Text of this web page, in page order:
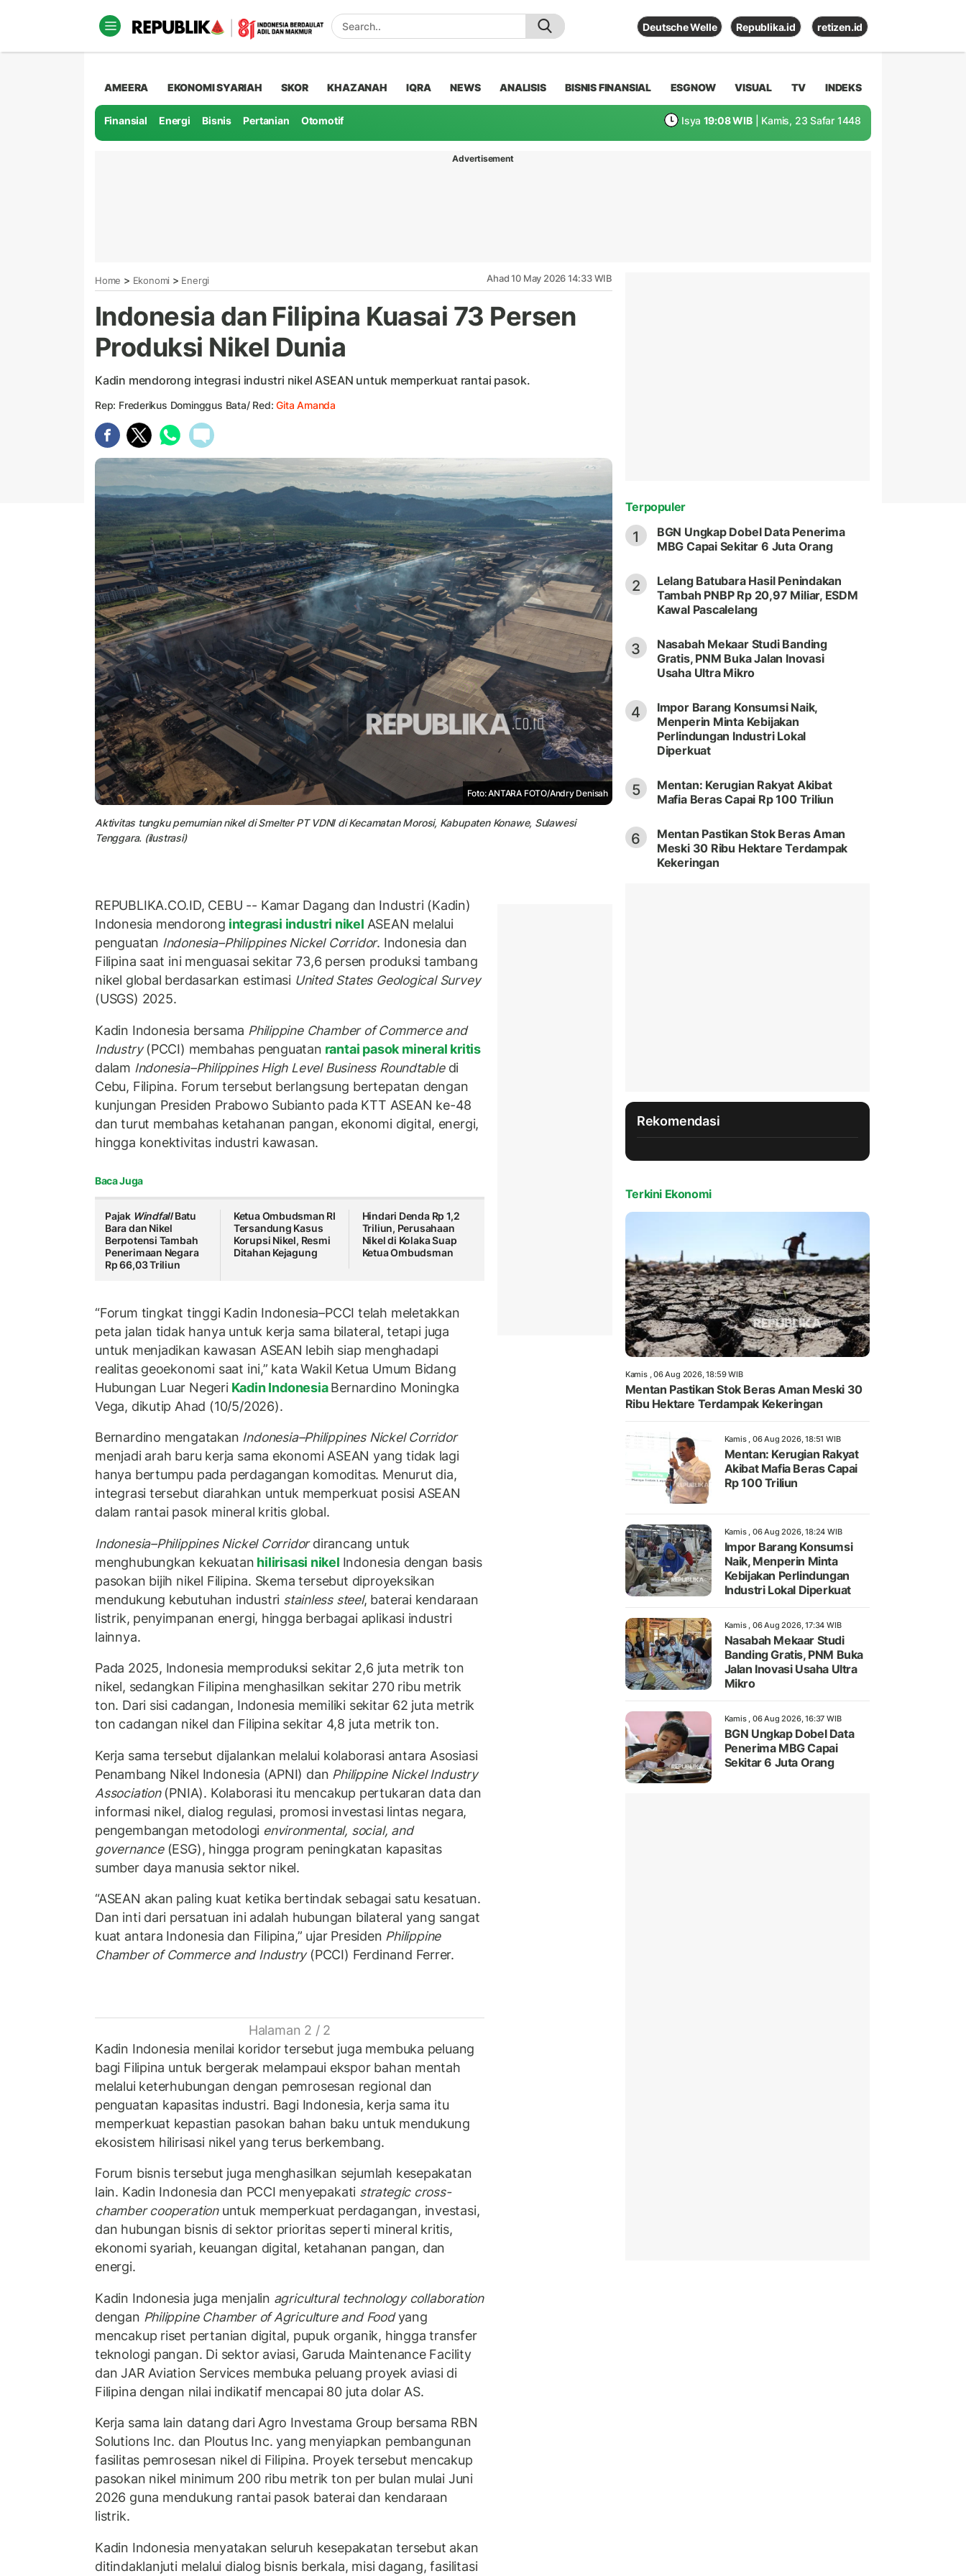
Deutsche Welle Republika.id retizen.id
AMEERA EKONOMI SYARIAH SKOR KHAZANAH IQRA NEWS ANALISIS BISNIS FINANSIAL ESGNOW VISUAL TV INDEKS
Finansial Energi Bisnis Pertanian Otomotif Isya 19:08 WIB | Kamis, 23 Safar 1448
Advertisement
Home > Ekonomi > Energi Ahad 10 May 2026 14:33 WIB
Indonesia dan Filipina Kuasai 73 Persen
Produksi Nikel Dunia
Kadin mendorong integrasi industri nikel ASEAN untuk memperkuat rantai pasok.
Rep: Frederikus Dominggus Bata/ Red:Gita Amanda
Foto: ANTARA FOTO/Andry Denisah
Aktivitas tungku pemurnian nikel di Smelter PT VDNI di Kecamatan Morosi, Kabupaten Konawe, Sulawesi
Tenggara. (ilustrasi)
REPUBLIKA.CO.ID, CEBU -- Kamar Dagang dan Industri (Kadin)
Indonesia mendorong integrasi industri nikel ASEAN melalui
penguatan Indonesia–Philippines Nickel Corridor. Indonesia dan
Filipina saat ini menguasai sekitar 73,6 persen produksi tambang
nikel global berdasarkan estimasi United States Geological Survey
(USGS) 2025.
Kadin Indonesia bersama Philippine Chamber of Commerce and
Industry(PCCI) membahas penguatan rantai pasok mineral kritis
dalam Indonesia–Philippines High Level Business Roundtabledi
Cebu, Filipina. Forum tersebut berlangsung bertepatan dengan
kunjungan Presiden Prabowo Subianto pada KTT ASEAN ke-48
dan turut membahas ketahanan pangan, ekonomi digital, energi,
hingga konektivitas industri kawasan.
Baca Juga
Pajak WindfallBatu
Bara dan Nikel
Berpotensi Tambah
Penerimaan Negara
Rp 66,03 Triliun
Ketua Ombudsman RI
Tersandung Kasus
Korupsi Nikel, Resmi
Ditahan Kejagung
Hindari Denda Rp 1,2
Triliun, Perusahaan
Nikel di Kolaka Suap
Ketua Ombudsman
“Forum tingkat tinggi Kadin Indonesia–PCCI telah meletakkan
peta jalan tidak hanya untuk kerja sama bilateral, tetapi juga
untuk menjadikan kawasan ASEAN lebih siap menghadapi
realitas geoekonomi saat ini,” kata Wakil Ketua Umum Bidang
Hubungan Luar NegeriKadin IndonesiaBernardino Moningka
Vega, dikutip Ahad (10/5/2026).
Bernardino mengatakan Indonesia–Philippines Nickel Corridor
menjadi arah baru kerja sama ekonomi ASEAN yang tidak lagi
hanya bertumpu pada perdagangan komoditas. Menurut dia,
integrasi tersebut diarahkan untuk memperkuat posisi ASEAN
dalam rantai pasok mineral kritis global.
Indonesia–Philippines Nickel Corridordirancang untuk
menghubungkan kekuatan hilirisasi nikel Indonesia dengan basis
pasokan bijih nikel Filipina. Skema tersebut diproyeksikan
mendukung kebutuhan industri stainless steel, baterai kendaraan
listrik, penyimpanan energi, hingga berbagai aplikasi industri
lainnya.
Pada 2025, Indonesia memproduksi sekitar 2,6 juta metrik ton
nikel, sedangkan Filipina menghasilkan sekitar 270 ribu metrik
ton. Dari sisi cadangan, Indonesia memiliki sekitar 62 juta metrik
ton cadangan nikel dan Filipina sekitar 4,8 juta metrik ton.
Kerja sama tersebut dijalankan melalui kolaborasi antara Asosiasi
Penambang Nikel Indonesia (APNI) dan Philippine Nickel Industry
Association(PNIA). Kolaborasi itu mencakup pertukaran data dan
informasi nikel, dialog regulasi, promosi investasi lintas negara,
pengembangan metodologi environmental, social, and
governance(ESG), hingga program peningkatan kapasitas
sumber daya manusia sektor nikel.
“ASEAN akan paling kuat ketika bertindak sebagai satu kesatuan.
Dan inti dari persatuan ini adalah hubungan bilateral yang sangat
kuat antara Indonesia dan Filipina,” ujar Presiden Philippine
Chamber of Commerce and Industry(PCCI) Ferdinand Ferrer.
Halaman 2 / 2
Kadin Indonesia menilai koridor tersebut juga membuka peluang
bagi Filipina untuk bergerak melampaui ekspor bahan mentah
melalui keterhubungan dengan pemrosesan regional dan
penguatan kapasitas industri. Bagi Indonesia, kerja sama itu
memperkuat kepastian pasokan bahan baku untuk mendukung
ekosistem hilirisasi nikel yang terus berkembang.
Forum bisnis tersebut juga menghasilkan sejumlah kesepakatan
lain. Kadin Indonesia dan PCCI menyepakati strategic cross-
chamber cooperationuntuk memperkuat perdagangan, investasi,
dan hubungan bisnis di sektor prioritas seperti mineral kritis,
ekonomi syariah, keuangan digital, ketahanan pangan, dan
energi.
Kadin Indonesia juga menjalin agricultural technology collaboration
dengan Philippine Chamber of Agriculture and Foodyang
mencakup riset pertanian digital, pupuk organik, hingga transfer
teknologi pangan. Di sektor aviasi, Garuda Maintenance Facility
dan JAR Aviation Services membuka peluang proyek aviasi di
Filipina dengan nilai indikatif mencapai 80 juta dolar AS.
Kerja sama lain datang dari Agro Investama Group bersama RBN
Solutions Inc. dan Ploutus Inc. yang menyiapkan pembangunan
fasilitas pemrosesan nikel di Filipina. Proyek tersebut mencakup
pasokan nikel minimum 200 ribu metrik ton per bulan mulai Juni
2026 guna mendukung rantai pasok baterai dan kendaraan
listrik.
Kadin Indonesia menyatakan seluruh kesepakatan tersebut akan
ditindaklanjuti melalui dialog bisnis berkala, misi dagang, fasilitasi
Terpopuler
1
BGN Ungkap Dobel Data Penerima
MBG Capai Sekitar 6 Juta Orang
2
Lelang Batubara Hasil Penindakan
Tambah PNBP Rp 20,97 Miliar, ESDM
Kawal Pascalelang
3
Nasabah Mekaar Studi Banding
Gratis, PNM Buka Jalan Inovasi
Usaha Ultra Mikro
4
Impor Barang Konsumsi Naik,
Menperin Minta Kebijakan
Perlindungan Industri Lokal
Diperkuat
5
Mentan: Kerugian Rakyat Akibat
Mafia Beras Capai Rp 100 Triliun
6
Mentan Pastikan Stok Beras Aman
Meski 30 Ribu Hektare Terdampak
Kekeringan
Rekomendasi
Terkini Ekonomi
Kamis , 06 Aug 2026, 18:59 WIB
Mentan Pastikan Stok Beras Aman Meski 30
Ribu Hektare Terdampak Kekeringan
Kamis , 06 Aug 2026, 18:51 WIB
Mentan: Kerugian Rakyat
Akibat Mafia Beras Capai
Rp 100 Triliun
Kamis , 06 Aug 2026, 18:24 WIB
Impor Barang Konsumsi
Naik, Menperin Minta
Kebijakan Perlindungan
Industri Lokal Diperkuat
Kamis , 06 Aug 2026, 17:34 WIB
Nasabah Mekaar Studi
Banding Gratis, PNM Buka
Jalan Inovasi Usaha Ultra
Mikro
Kamis , 06 Aug 2026, 16:37 WIB
BGN Ungkap Dobel Data
Penerima MBG Capai
Sekitar 6 Juta Orang